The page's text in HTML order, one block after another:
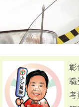
彰
職
考